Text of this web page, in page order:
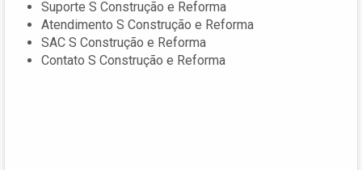
Suporte S Construção e Reforma
Atendimento S Construção e Reforma
SAC S Construção e Reforma
Contato S Construção e Reforma